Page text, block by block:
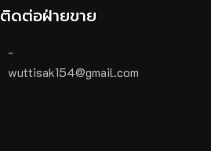
ติดต่อฝ่ายขาย
-
wuttisak154@gmail.com